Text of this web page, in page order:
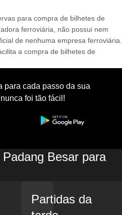
para compra de bilhetes de
ferroviária, não possui nem
de nenhuma empresa ferroviária.
a compra de bilhetes de
para cada passo da sua
foi tão fácil!
Besar para
Partidas da